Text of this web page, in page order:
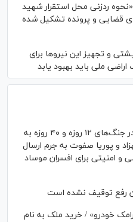
ردزنی محل استقرار شهید
قضایی و پرونده تشکیل شده
و تجهیز این نیرو‌ها برای
ملی باید بهبود یابد
۲ عامل مهم صهیونیست‌ها در جنگ‌های ۱۲ روزه و ۴۰ روزه به
و پوریا صفوت به جرم ارسال
امنیتی برای افسران موساد
رفع توقیف نشده است
خودرو» / خرید ملک به نام